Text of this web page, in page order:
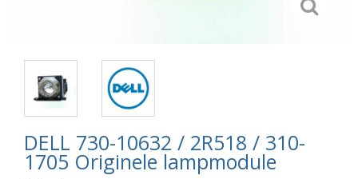
DELL 730-10632 / 2R518 / 310-
1705 Originele lampmodule